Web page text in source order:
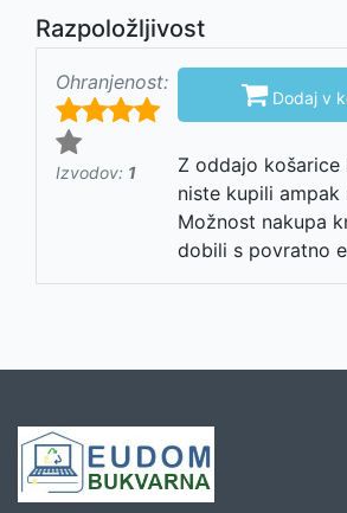
Razpoložljivost
Ohranjenost:
Izvodov: 1
 Dodaj v
Z oddajo košarice
niste kupili ampak
Možnost nakupa
dobili s povratno